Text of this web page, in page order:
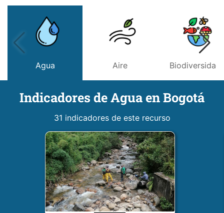
Agua Aire Biodiversidad
Indicadores de Agua en Bogotá
31 indicadores de este recurso